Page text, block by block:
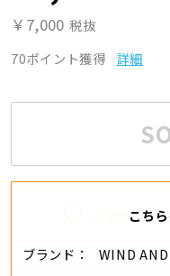
￥7,000 税抜
70ポイント獲得
詳細
こち
ブランド
WIND AND
追加する